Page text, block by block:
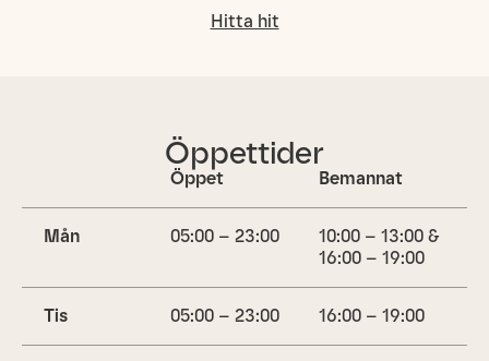
Hitta hit
Öppettider
Öppet Bemannat
Mån 05:00 – 23:00
10:00 – 13:00 &
16:00 – 19:00
Tis 05:00 – 23:00 16:00 – 19:00